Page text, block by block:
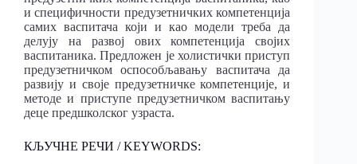
и специфичности предузетничких компетенција
самих васпитача који и као модели треба да
делују на развој ових компетенција својих
васпитаника. Предложен је холистички приступ
предузетничком оспособљавању васпитача да
развију и своје предузетничке компетенције, и
методе и приступе предузетничком васпитању
деце предшколског узраста.
КЉУЧНЕ РЕЧИ / KEYWORDS: